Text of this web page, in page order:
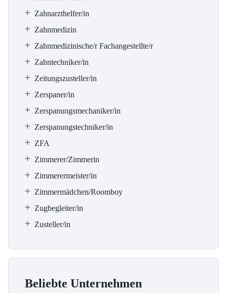
Zahnarzthelfer/in
Zahnmedizin
Zahnmedizinische/r Fachangestellte/r
Zahntechniker/in
Zeitungszusteller/in
Zerspaner/in
Zerspanungsmechaniker/in
Zerspanungstechniker/in
ZFA
Zimmerer/Zimmerin
Zimmerermeister/in
Zimmermädchen/Roomboy
Zugbegleiter/in
Zusteller/in
Beliebte Unternehmen